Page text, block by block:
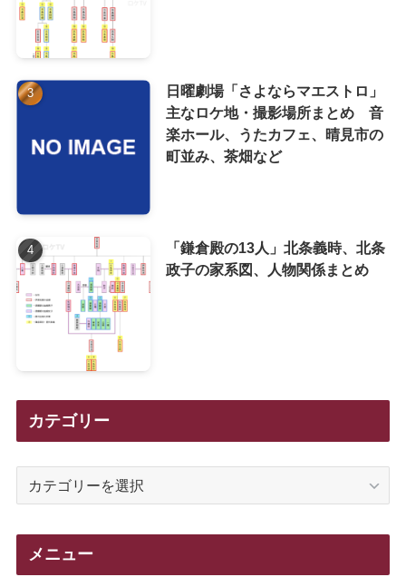
日曜劇場「さよならマエストロ」
主なロケ地・撮影場所まとめ 音
楽ホール、うたカフェ、晴見市の
町並み、茶畑など
「鎌倉殿の13人」北条義時、北条
政子の家系図、人物関係まとめ
カテゴリー
メニュー